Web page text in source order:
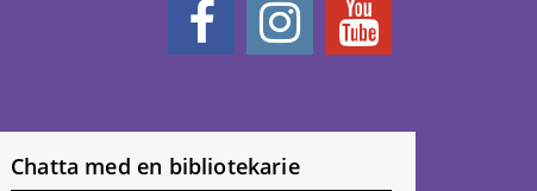
Chatta med en bibliotekarie